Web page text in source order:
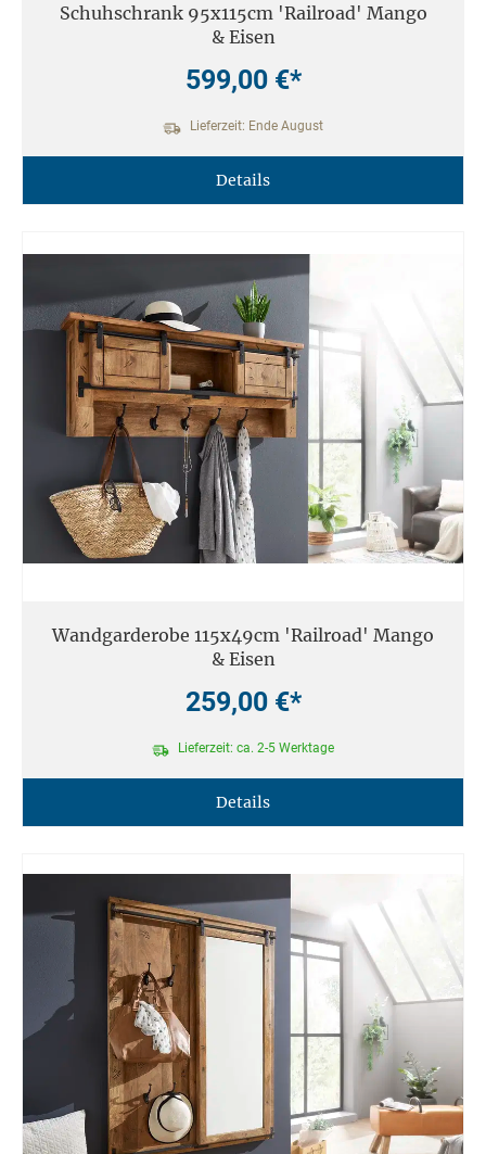
Schuhschrank 95x115cm 'Railroad' Mango
& Eisen
599,00 €*
Lieferzeit: Ende August
Details
Wandgarderobe 115x49cm 'Railroad' Mango
& Eisen
259,00 €*
Lieferzeit: ca. 2-5 Werktage
Details